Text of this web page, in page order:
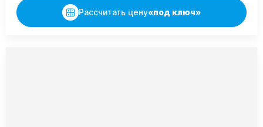
Рассчитать цену«под ключ»